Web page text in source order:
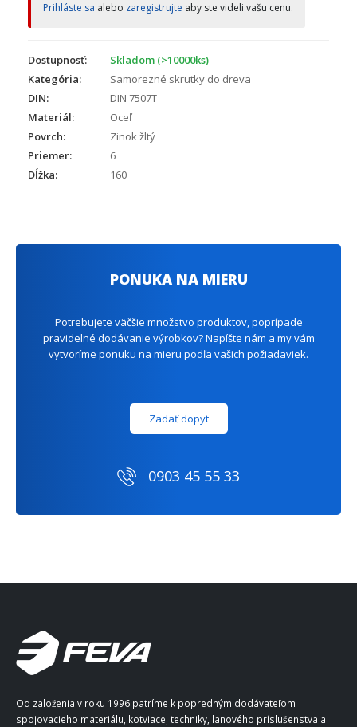
Prihláste sa alebo zaregistrujte aby ste videli vašu cenu.
Dostupnosť:
Skladom (>10000ks)
Kategória:
Samorezné skrutky do dreva
DIN:
DIN 7507T
Materiál:
Oceľ
Povrch:
Zinok žltý
Priemer:
6
Dĺžka:
160
PONUKA NA MIERU
Potrebujete väčšie množstvo produktov, poprípade
pravidelné dodávanie výrobkov? Napíšte nám a my vám
vytvoríme ponuku na mieru podľa vašich požiadaviek.
Zadať dopyt
0903 45 55 33
Od založenia v roku 1996 patríme k popredným dodávateľom
spojovacieho materiálu, kotviacej techniky, lanového príslušenstva a